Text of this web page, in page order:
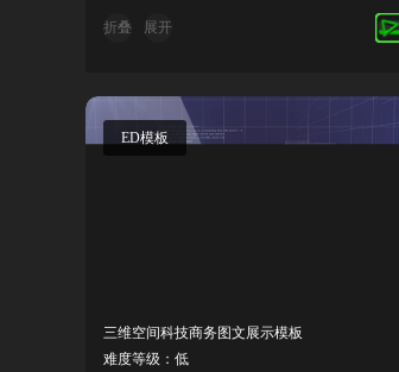
折叠 展开
ED模板
三维空间科技商务图文展示模板
难度等级：低